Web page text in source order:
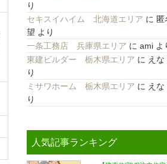
り
セキスイハイム 北海道エリア に 匿
望 より
一条工務店 兵庫県エリア に amiよ
東建ビルダー 栃木県エリア に えな
り
ミサワホーム 栃木県エリア に えな
り
人気記事ランキング